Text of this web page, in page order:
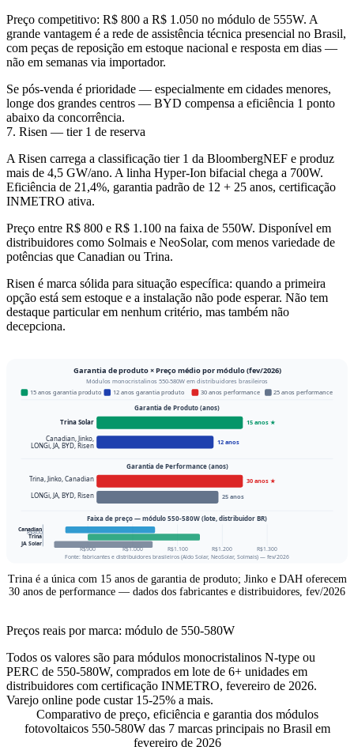
Preço competitivo: R$ 800 a R$ 1.050 no módulo de 555W. A
grande vantagem é a rede de assistência técnica presencial no Brasil,
com peças de reposição em estoque nacional e resposta em dias —
não em semanas via importador.
Se pós-venda é prioridade — especialmente em cidades menores,
longe dos grandes centros — BYD compensa a eficiência 1 ponto
abaixo da concorrência.
7. Risen — tier 1 de reserva
A Risen carrega a classificação tier 1 da BloombergNEF e produz
mais de 4,5 GW/ano. A linha Hyper-Ion bifacial chega a 700W.
Eficiência de 21,4%, garantia padrão de 12 + 25 anos, certificação
INMETRO ativa.
Preço entre R$ 800 e R$ 1.100 na faixa de 550W. Disponível em
distribuidores como Solmais e NeoSolar, com menos variedade de
potências que Canadian ou Trina.
Risen é marca sólida para situação específica: quando a primeira
opção está sem estoque e a instalação não pode esperar. Não tem
destaque particular em nenhum critério, mas também não
decepciona.
Trina é a única com 15 anos de garantia de produto; Jinko e DAH oferecem
30 anos de performance — dados dos fabricantes e distribuidores, fev/2026
Preços reais por marca: módulo de 550-580W
Todos os valores são para módulos monocristalinos N-type ou
PERC de 550-580W, comprados em lote de 6+ unidades em
distribuidores com certificação INMETRO, fevereiro de 2026.
Varejo online pode custar 15-25% a mais.
Comparativo de preço, eficiência e garantia dos módulos
fotovoltaicos 550-580W das 7 marcas principais no Brasil em
fevereiro de 2026